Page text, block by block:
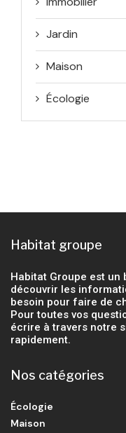
Jardin
Maison
Écologie
Habitat groupe
Habitat Groupe est un
découvrir les
besoin pour faire de
Pour toutes vos
écrire à travers notre
rapidement.
Nos catégories
Écologie
Maison